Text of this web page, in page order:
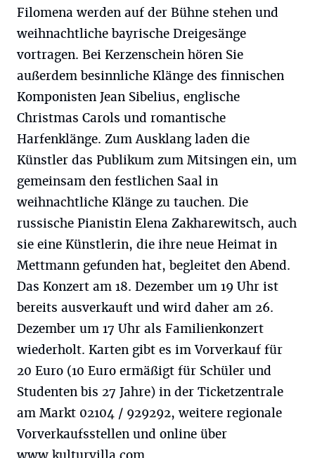
Filomena werden auf der Bühne stehen und
weihnachtliche bayrische Dreigesänge
vortragen. Bei Kerzenschein hören Sie
außerdem besinnliche Klänge des finnischen
Komponisten Jean Sibelius, englische
Christmas Carols und romantische
Harfenklänge. Zum Ausklang laden die
Künstler das Publikum zum Mitsingen ein, um
gemeinsam den festlichen Saal in
weihnachtliche Klänge zu tauchen. Die
russische Pianistin Elena Zakharewitsch, auch
sie eine Künstlerin, die ihre neue Heimat in
Mettmann gefunden hat, begleitet den Abend.
Das Konzert am 18. Dezember um 19 Uhr ist
bereits ausverkauft und wird daher am 26.
Dezember um 17 Uhr als Familienkonzert
wiederholt. Karten gibt es im Vorverkauf für
20 Euro (10 Euro ermäßigt für Schüler und
Studenten bis 27 Jahre) in der Ticketzentrale
am Markt 02104 / 929292, weitere regionale
Vorverkaufsstellen und online über